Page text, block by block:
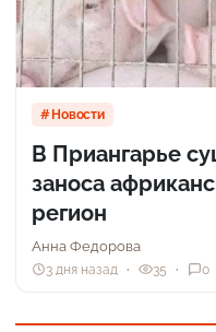
Новости
В Приангарье
заноса
регион
Анна Федорова
3 дня назад 35 0